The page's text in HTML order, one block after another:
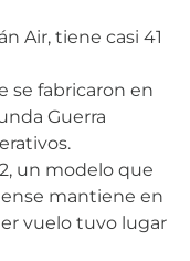
Air, tiene casi 41
se fabricaron en
Guerra
un modelo que
mantiene en
vuelo tuvo lugar